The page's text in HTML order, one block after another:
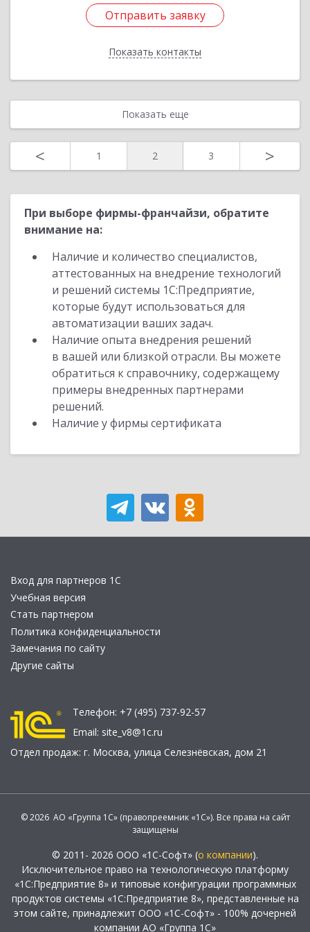
Отправить заявку
Показать контакты
Отправить заявку
Назад
Показать еще
< 1 2 3 >
При выборе фирмы-франчайзи, обратите
внимание на:
Наличие и количество специалистов,
аттестованных на внедрение технологий
и решений системы 1С:Предприятие,
которые будут использоваться для
автоматизации ваших задач.
Наличие опыта внедрения решений
в вашей или близкой отрасли. Вы можете
обратиться к справочнику, содержащему
примеры внедренных партнерами
решений.
Наличие у фирмы сертификата
Вход для партнеров 1С
Учебная версия
Стать партнером
Политика конфиденциальности
Замечания по сайту
Другие сайты
Телефон: +7 (495) 737-92-57
Email: site_v8@1c.ru
Отдел продаж: г. Москва, улица Селезнёвская, дом 21
© 2026 АО «Группа 1С» (правопреемник «1С»). Все права на сайт
защищены
© 2011- 2026 ООО «1С-Софт» (о компании).
Исключительное право на технологическую платформу
«1С:Предприятие 8» и типовые конфигурации программных
продуктов системы «1С:Предприятие 8», представленные на
этом сайте, принадлежит ООО «1С-Софт» - 100% дочерней
компании АО «Группа 1С»